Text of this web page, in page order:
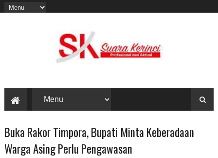
Buka Rakor Timpora, Bupati Minta Keberadaan
Warga Asing Perlu Pengawasan